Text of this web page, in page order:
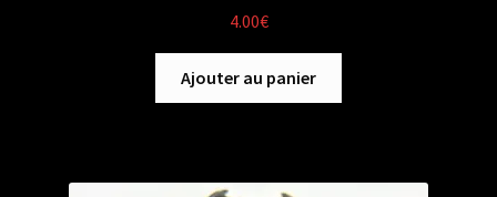
4.00€
Ajouter au panier